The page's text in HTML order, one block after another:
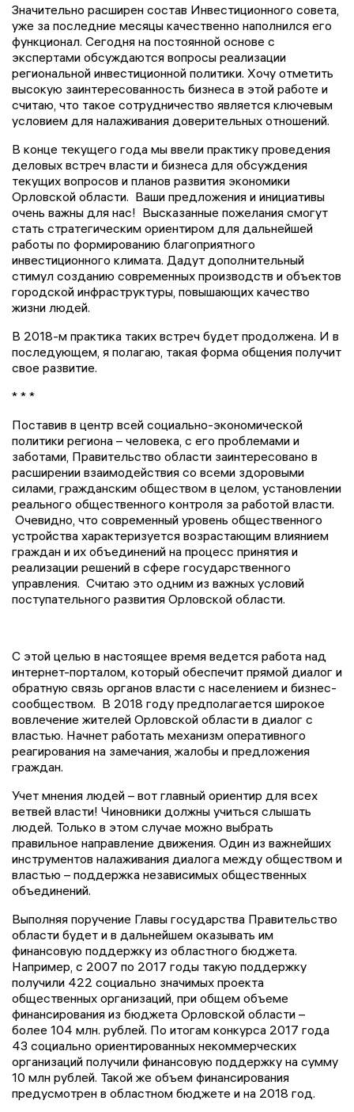
Значительно расширен состав Инвестиционного совета,
уже за последние месяцы качественно наполнился его
функционал. Сегодня на постоянной основе с
экспертами обсуждаются вопросы реализации
региональной инвестиционной политики. Хочу отметить
высокую заинтересованность бизнеса в этой работе и
считаю, что такое сотрудничество является ключевым
условием для налаживания доверительных отношений.
В конце текущего года мы ввели практику проведения
деловых встреч власти и бизнеса для обсуждения
текущих вопросов и планов развития экономики
Орловской области. Ваши предложения и инициативы
очень важны для нас! Высказанные пожелания смогут
стать стратегическим ориентиром для дальнейшей
работы по формированию благоприятного
инвестиционного климата. Дадут дополнительный
стимул созданию современных производств и объектов
городской инфраструктуры, повышающих качество
жизни людей.
В 2018-м практика таких встреч будет продолжена. И в
последующем, я полагаю, такая форма общения получит
свое развитие.
* * *
Поставив в центр всей социально-экономической
политики региона – человека, с его проблемами и
заботами, Правительство области заинтересовано в
расширении взаимодействия со всеми здоровыми
силами, гражданским обществом в целом, установлении
реального общественного контроля за работой власти.
Очевидно, что современный уровень общественного
устройства характеризуется возрастающим влиянием
граждан и их объединений на процесс принятия и
реализации решений в сфере государственного
управления. Считаю это одним из важных условий
поступательного развития Орловской области.
С этой целью в настоящее время ведется работа над
интернет-порталом, который обеспечит прямой диалог и
обратную связь органов власти с населением и бизнес-
сообществом. В 2018 году предполагается широкое
вовлечение жителей Орловской области в диалог с
властью. Начнет работать механизм оперативного
реагирования на замечания, жалобы и предложения
граждан.
Учет мнения людей – вот главный ориентир для всех
ветвей власти! Чиновники должны учиться слышать
людей. Только в этом случае можно выбрать
правильное направление движения. Один из важнейших
инструментов налаживания диалога между обществом и
властью – поддержка независимых общественных
объединений.
Выполняя поручение Главы государства Правительство
области будет и в дальнейшем оказывать им
финансовую поддержку из областного бюджета.
Например, с 2007 по 2017 годы такую поддержку
получили 422 социально значимых проекта
общественных организаций, при общем объеме
финансирования из бюджета Орловской области –
более 104 млн. рублей. По итогам конкурса 2017 года
43 социально ориентированных некоммерческих
организаций получили финансовую поддержку на сумму
10 млн рублей. Такой же объем финансирования
предусмотрен в областном бюджете и на 2018 год.